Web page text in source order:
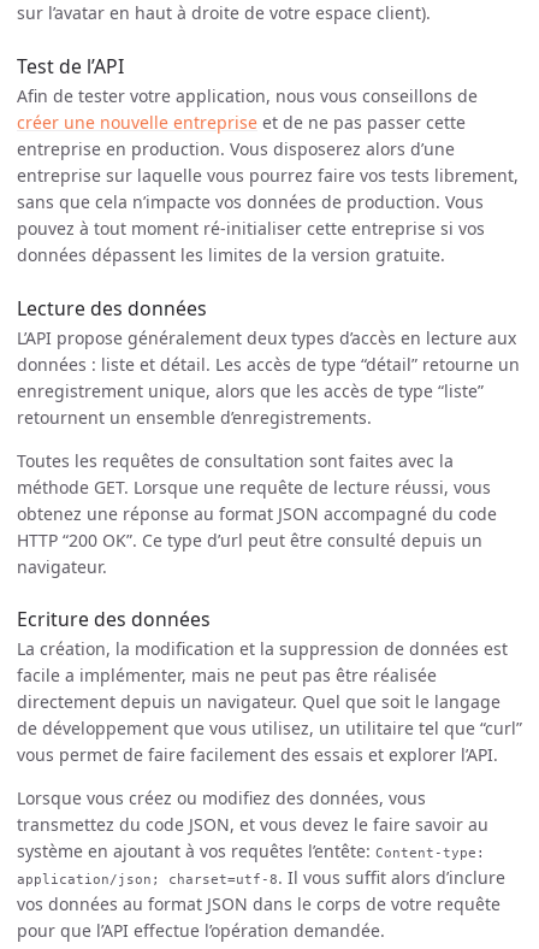
sur l’avatar en haut à droite de votre espace client).
Test de l’API
Afin de tester votre application, nous vous conseillons de
créer une nouvelle entreprise et de ne pas passer cette
entreprise en production. Vous disposerez alors d’une
entreprise sur laquelle vous pourrez faire vos tests librement,
sans que cela n’impacte vos données de production. Vous
pouvez à tout moment ré-initialiser cette entreprise si vos
données dépassent les limites de la version gratuite.
Lecture des données
L’API propose généralement deux types d’accès en lecture aux
données : liste et détail. Les accès de type “détail” retourne un
enregistrement unique, alors que les accès de type “liste”
retournent un ensemble d’enregistrements.
Toutes les requêtes de consultation sont faites avec la
méthode GET. Lorsque une requête de lecture réussi, vous
obtenez une réponse au format JSON accompagné du code
HTTP “200 OK”. Ce type d’url peut être consulté depuis un
navigateur.
Ecriture des données
La création, la modification et la suppression de données est
facile a implémenter, mais ne peut pas être réalisée
directement depuis un navigateur. Quel que soit le langage
de développement que vous utilisez, un utilitaire tel que “curl”
vous permet de faire facilement des essais et explorer l’API.
Lorsque vous créez ou modifiez des données, vous
transmettez du code JSON, et vous devez le faire savoir au
système en ajoutant à vos requêtes l’entête: Content-type:
application/json; charset=utf-8. Il vous suffit alors d’inclure
vos données au format JSON dans le corps de votre requête
pour que l’API effectue l’opération demandée.